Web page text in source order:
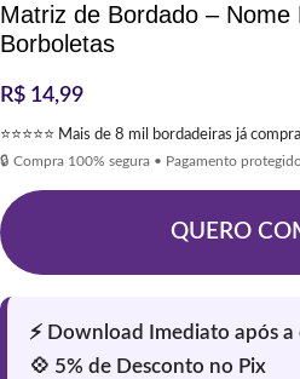
Matriz de Bordado – Nome
Borboletas
R$ 14,99
⭐⭐⭐⭐⭐ Mais de 8 mil bordadeiras já
🔒 Compra 100% segura • Pagamento
QUERO